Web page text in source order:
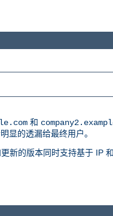
和
显的透漏给最终用户。
新的版本同时支持基于 IP